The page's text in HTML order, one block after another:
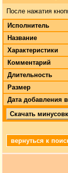
После нажатия
Исполнитель
Название
Характеристики
Комментарий
Длительность
Размер
Дата добавления
Скачать
вернуться к